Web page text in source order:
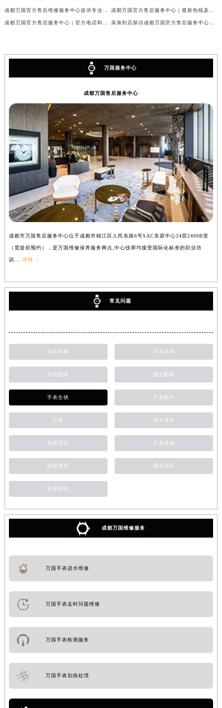
成都万国官方售后维修服务中心提供专业手表保养服务权威公示（2026年7月最新） 成都万国官方售后服务中心｜最新热线及维修地址权威信息公示（2026年7月最新）
成都万国官方售后服务中心｜官方电话和完整维修地址权威信息公示（2026年7月最新） 亲身到店探访成都万国官方售后服务中心｜维修地址与官方客服热线（2026年7月最新）
万国服务中心
成都万国售后服务中心
成都市万国售后服务中心位于成都市锦江区人民东路6号SAC东原中心24层2406B室
（需提前预约），是万国维修保养服务网点,中心技师均接受国际化标准的职业培
训....详情 >
常见问题
万国手表 手表保养
走时故障 抛光翻新
手表生锈 手表配件
万国 进水进灰
外观清洗 手表受磁
磕碰摔坏 网点地址
新闻资讯
成都万国维修服务
万国手表进水维修
万国手表走时问题维修
万国手表检测服务
万国手表划痕处理